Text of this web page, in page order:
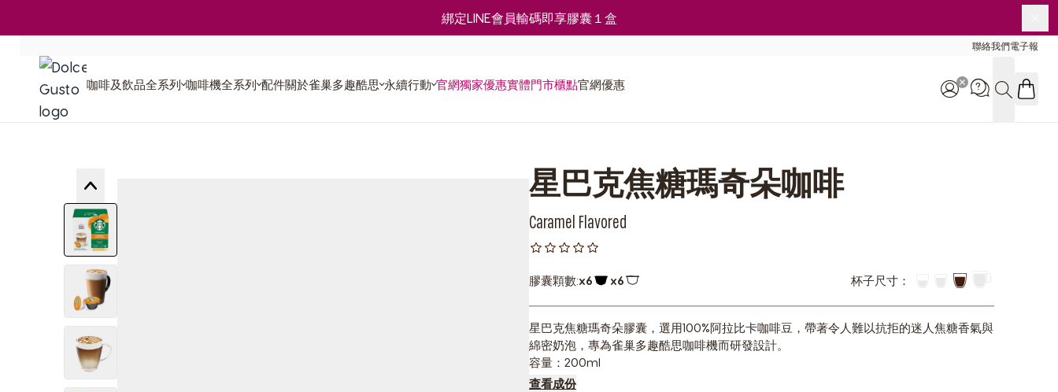
綁定LINE會員輸碼即享膠囊１盒
關
聯絡我們電子報
咖啡及飲品全系列 咖啡機全系列 配件關於雀巢多趣酷思 永續行動 官網獨家優惠實體門市櫃點官網優惠 搜尋
View larger image
View larger image
View larger image
星巴克焦糖瑪奇朵咖啡
Caramel Flavored
膠囊顆數:x6 x6 杯子尺寸：
星巴克焦糖瑪奇朵膠囊，選用100%阿拉比卡咖啡豆，帶著令人難以抗拒的迷人焦糖香氣與
綿密奶泡，專為雀巢多趣酷思咖啡機而研發設計。
容量：200ml
查看成份